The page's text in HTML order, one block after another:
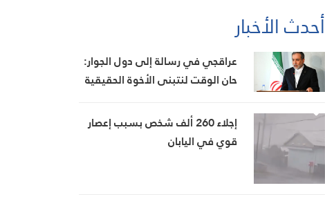
أحدث الأخبار
عراقجي في رسالة إلى دول الجوار:
حان الوقت لنتبنى الأخوة الحقيقية
إجلاء 260 ألف شخص بسبب إعصار
قوي في اليابان